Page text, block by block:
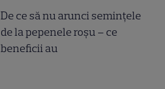
De ce să nu arunci semințele
de la pepenele roșu – ce
beneficii au